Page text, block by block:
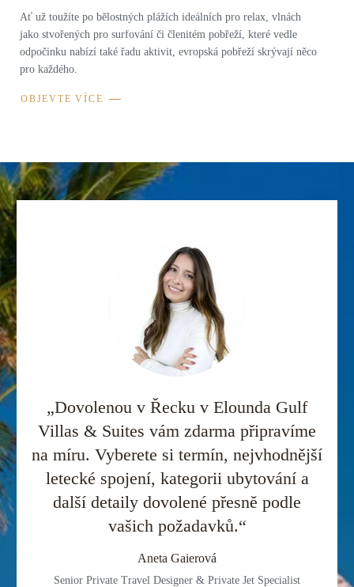
Ať už toužíte po bělostných plážích ideálních pro relax, vlnách
jako stvořených pro surfování či členitém pobřeží, které vedle
odpočinku nabízí také řadu aktivit, evropská pobřeží skrývají něco
pro každého.
OBJEVTE VÍCE
„Dovolenou v Řecku v Elounda Gulf
Villas & Suites vám zdarma připravíme
na míru. Vyberete si termín, nejvhodnější
letecké spojení, kategorii ubytování a
další detaily dovolené přesně podle
vašich požadavků.“
Aneta Gaierová
Senior Private Travel Designer & Private Jet Specialist